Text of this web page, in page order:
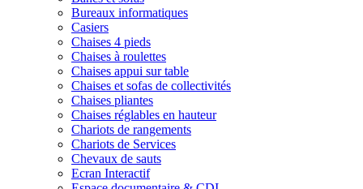
Bureaux informatiques
Casiers
Chaises 4 pieds
Chaises à roulettes
Chaises appui sur table
Chaises et sofas de collectivités
Chaises pliantes
Chaises réglables en hauteur
Chariots de rangements
Chariots de Services
Chevaux de sauts
Ecran Interactif